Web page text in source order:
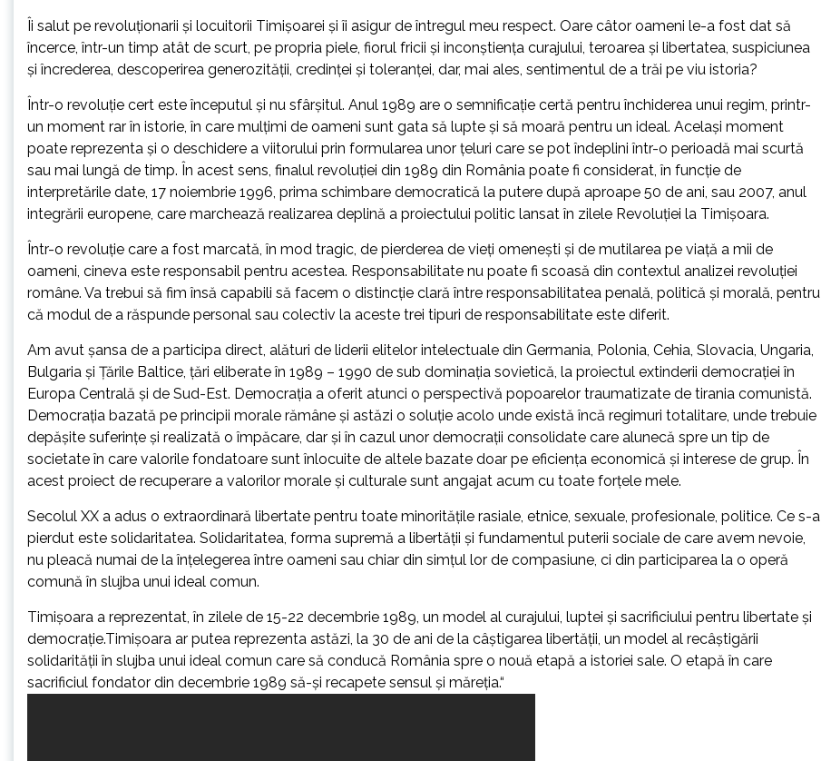
Îi salut pe revoluționarii și locuitorii Timișoarei și îi asigur de întregul meu respect. Oare câtor oameni le-a fost dat să
încerce, într-un timp atât de scurt, pe propria piele, fiorul fricii şi inconştienţa curajului, teroarea şi libertatea, suspiciunea
şi încrederea, descoperirea generozităţii, credinţei şi toleranţei, dar, mai ales, sentimentul de a trăi pe viu istoria?
Într-o revoluţie cert este începutul şi nu sfârşitul. Anul 1989 are o semnificaţie certă pentru închiderea unui regim, printr-
un moment rar în istorie, în care mulţimi de oameni sunt gata să lupte şi să moară pentru un ideal. Acelaşi moment
poate reprezenta şi o deschidere a viitorului prin formularea unor ţeluri care se pot îndeplini într-o perioadă mai scurtă
sau mai lungă de timp. În acest sens, finalul revoluţiei din 1989 din România poate fi considerat, în funcţie de
interpretările date, 17 noiembrie 1996, prima schimbare democratică la putere după aproape 50 de ani, sau 2007, anul
integrării europene, care marchează realizarea deplină a proiectului politic lansat în zilele Revoluției la Timișoara.
Într-o revoluţie care a fost marcată, în mod tragic, de pierderea de vieţi omeneşti şi de mutilarea pe viaţă a mii de
oameni, cineva este responsabil pentru acestea. Responsabilitate nu poate fi scoasă din contextul analizei revoluţiei
române. Va trebui să fim însă capabili să facem o distincţie clară între responsabilitatea penală, politică şi morală, pentru
că modul de a răspunde personal sau colectiv la aceste trei tipuri de responsabilitate este diferit.
Am avut şansa de a participa direct, alături de liderii elitelor intelectuale din Germania, Polonia, Cehia, Slovacia, Ungaria,
Bulgaria şi Ţările Baltice, ţări eliberate în 1989 – 1990 de sub dominaţia sovietică, la proiectul extinderii democraţiei în
Europa Centrală şi de Sud-Est. Democraţia a oferit atunci o perspectivă popoarelor traumatizate de tirania comunistă.
Democraţia bazată pe principii morale rămâne şi astăzi o soluţie acolo unde există încă regimuri totalitare, unde trebuie
depăşite suferinţe şi realizată o împăcare, dar și în cazul unor democrații consolidate care alunecă spre un tip de
societate în care valorile fondatoare sunt înlocuite de altele bazate doar pe eficiența economică și interese de grup. În
acest proiect de recuperare a valorilor morale și culturale sunt angajat acum cu toate forţele mele.
Secolul XX a adus o extraordinară libertate pentru toate minorităţile rasiale, etnice, sexuale, profesionale, politice. Ce s-a
pierdut este solidaritatea. Solidaritatea, forma supremă a libertăţii şi fundamentul puterii sociale de care avem nevoie,
nu pleacă numai de la înţelegerea între oameni sau chiar din simţul lor de compasiune, ci din participarea la o operă
comună în slujba unui ideal comun.
Timișoara a reprezentat, în zilele de 15-22 decembrie 1989, un model al curajului, luptei și sacrificiului pentru libertate și
democrație.Timișoara ar putea reprezenta astăzi, la 30 de ani de la câștigarea libertății, un model al recâștigării
solidarității în slujba unui ideal comun care să conducă România spre o nouă etapă a istoriei sale. O etapă în care
sacrificiul fondator din decembrie 1989 să-și recapete sensul și măreția.“